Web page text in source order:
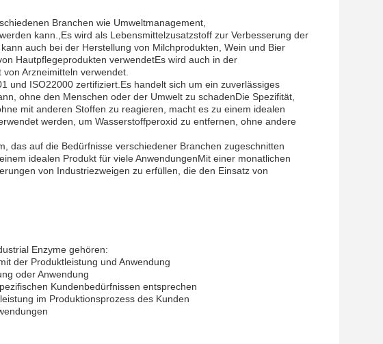
Branchen wie Umweltmanagement,
kann.,Es wird als Lebensmittelzusatzstoff zur Verbesserung der
auch bei der Herstellung von Milchprodukten, Wein und Bier
Hautpflegeprodukten verwendetEs wird auch in der
Arzneimitteln verwendet.
und ISO22000 zertifiziert.Es handelt sich um ein zuverlässiges
ohne den Menschen oder der Umwelt zu schadenDie Spezifität,
mit anderen Stoffen zu reagieren, macht es zu einem idealen
werden, um Wasserstoffperoxid zu entfernen, ohne andere
das auf die Bedürfnisse verschiedener Branchen zugeschnitten
idealen Produkt für viele AnwendungenMit einer monatlichen
von Industriezweigen zu erfüllen, die den Einsatz von
Enzyme gehören:
der Produktleistung und Anwendung
oder Anwendung
Kundenbedürfnissen entsprechen
im Produktionsprozess des Kunden